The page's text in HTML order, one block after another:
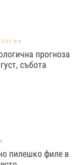
прогноза
събота
пилешко филе в